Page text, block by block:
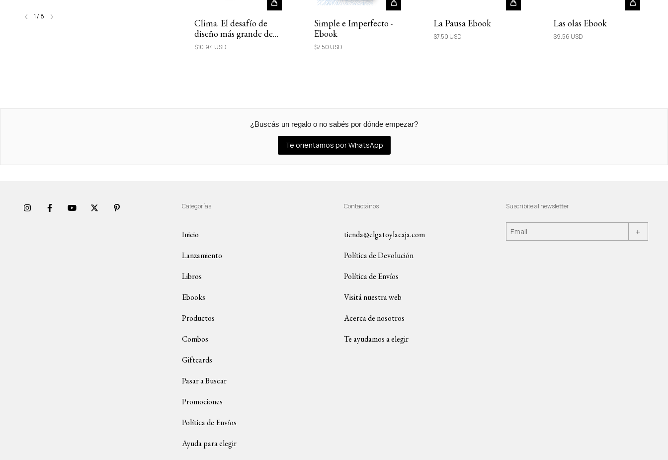
1/ 8
Clima. El desafío de
diseño más grande de
todos los tiempos |
$10.94 USD
Simple e Imperfecto -
Ebook
$7.50 USD
La Pausa Ebook
$7.50 USD
Las olas Ebook
$9.56 USD
¿Buscás un regalo o no sabés por dónde empezar?
Te orientamos por WhatsApp
Categorías
Inicio
Lanzamiento
Libros
Ebooks
Productos
Combos
Giftcards
Pasar a Buscar
Promociones
Política de Envíos
Ayuda para elegir
Contactános
tienda@elgatoylacaja.com
Política de Devolución
Política de Envíos
Visitá nuestra web
Acerca de nosotros
Te ayudamos a elegir
Suscribite al newsletter
+